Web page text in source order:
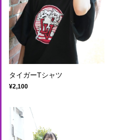
タイガーTシャツ
¥2,100